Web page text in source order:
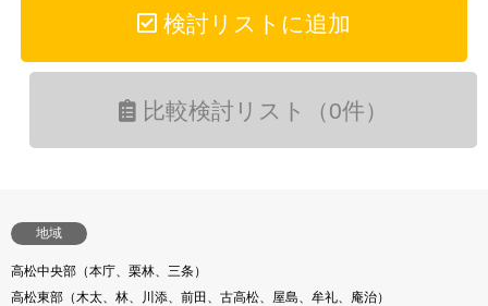
検討リストに追加
比較検討リスト（0件）
地域
高松中央部（本庁、栗林、三条）
高松東部（木太、林、川添、前田、古高松、屋島、牟礼、庵治）